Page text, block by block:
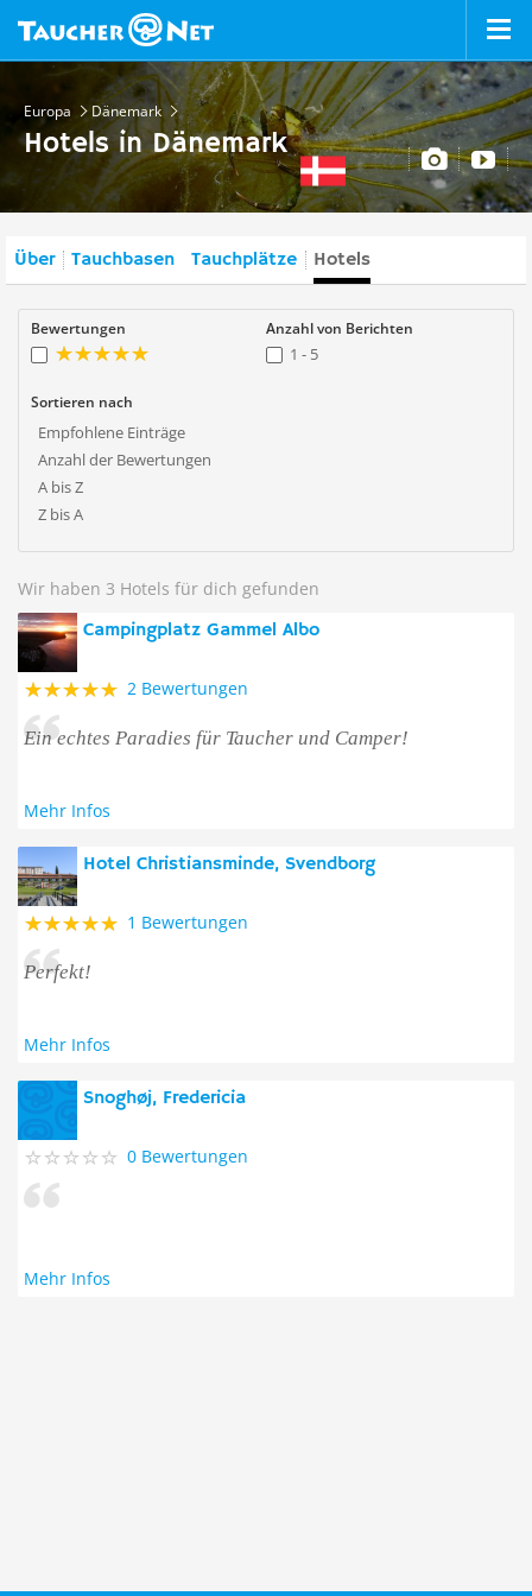
Europa Dänemark
Hotels in Dänemark
Über Tauchbasen Tauchplätze Hotels
Bewertungen Anzahl von Berichten
1 - 5
Sortieren nach
Empfohlene Einträge
Anzahl der Bewertungen
A bis Z
Z bis A
Wir haben 3 Hotels für dich gefunden
Campingplatz Gammel Albo
2 Bewertungen
Ein echtes Paradies für Taucher und Camper!
Mehr Infos
Hotel Christiansminde, Svendborg
1 Bewertungen
Perfekt!
Mehr Infos
Snoghøj, Fredericia
0 Bewertungen
Mehr Infos